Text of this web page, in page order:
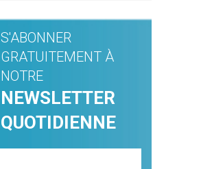
S'ABONNER
GRATUITEMENT À
NOTRE
NEWSLETTER
QUOTIDIENNE